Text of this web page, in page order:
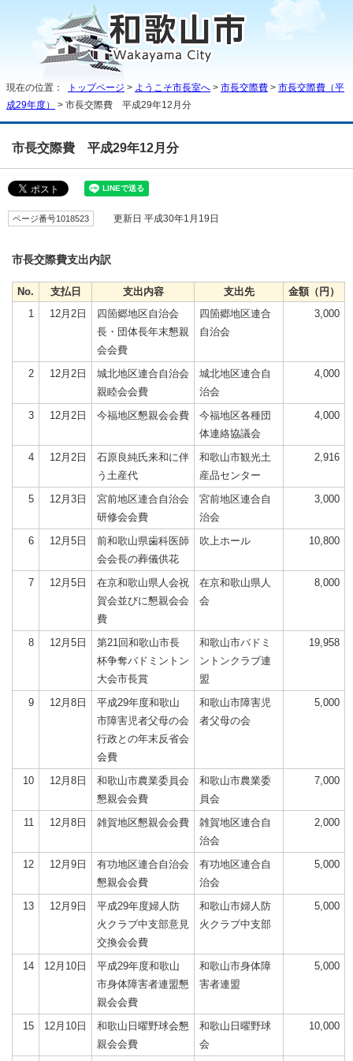
現在の位置： トップページ > ようこそ市長室へ > 市長交際費 > 市長交際費（平
成29年度）
> 市長交際費 平成29年12月分
市長交際費 平成29年12月分
ページ番号1018523 更新日 平成30年1月19日
市長交際費支出内訳
No. 支払日 支出内容 支出先
金額（円）
1
12月2日
四箇郷地区自治会
長・団体長年末懇親
会会費
四箇郷地区連合
自治会
3,000
2 12月2日
城北地区連合自治会
親睦会会費
城北地区連合自
治会
4,000
3 12月2日 今福地区懇親会会費
今福地区各種団
体連絡協議会
4,000
4 12月2日
石原良純氏来和に伴
う土産代
和歌山市観光土
産品センター
2,916
5 12月3日
宮前地区連合自治会
研修会会費
宮前地区連合自
治会
3,000
6 12月5日
前和歌山県歯科医師
会会長の葬儀供花
吹上ホール 10,800
7 12月5日
在京和歌山県人会祝
賀会並びに懇親会会
費
在京和歌山県人
会
8,000
8 12月5日
第21回和歌山市長
杯争奪バドミントン
大会市長賞
和歌山市バドミ
ントンクラブ連
盟
19,958
9 12月8日
平成29年度和歌山
市障害児者父母の会
行政との年末反省会
会費
和歌山市障害児
者父母の会
5,000
10 12月8日
和歌山市農業委員会
懇親会会費
和歌山市農業委
員会
7,000
11 12月8日 雑賀地区懇親会会費
雑賀地区連合自
治会
2,000
12 12月9日
有功地区連合自治会
懇親会会費
有功地区連合自
治会
5,000
13 12月9日
平成29年度婦人防
火クラブ中支部意見
交換会会費
和歌山市婦人防
火クラブ中支部
5,000
14 12月10日
平成29年度和歌山
市身体障害者連盟懇
親会会費
和歌山市身体障
害者連盟
5,000
15 12月10日
和歌山日曜野球会懇
親会会費
和歌山日曜野球
会
10,000